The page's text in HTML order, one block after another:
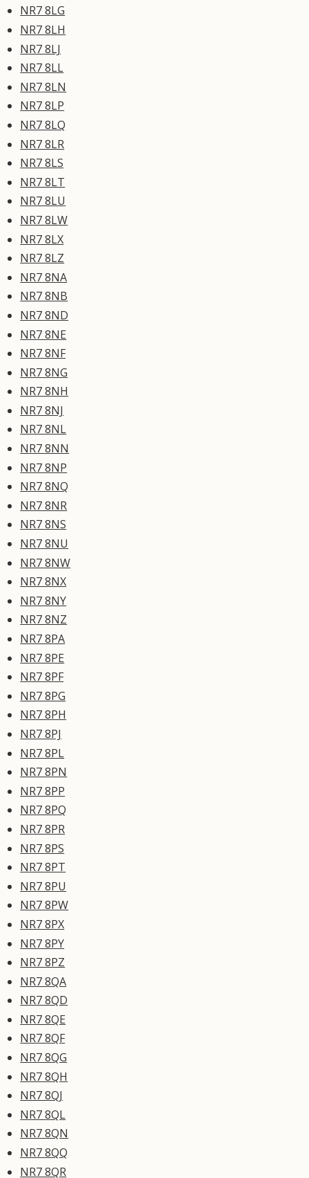
NR7 8LG
NR7 8LH
NR7 8LJ
NR7 8LL
NR7 8LN
NR7 8LP
NR7 8LQ
NR7 8LR
NR7 8LS
NR7 8LT
NR7 8LU
NR7 8LW
NR7 8LX
NR7 8LZ
NR7 8NA
NR7 8NB
NR7 8ND
NR7 8NE
NR7 8NF
NR7 8NG
NR7 8NH
NR7 8NJ
NR7 8NL
NR7 8NN
NR7 8NP
NR7 8NQ
NR7 8NR
NR7 8NS
NR7 8NU
NR7 8NW
NR7 8NX
NR7 8NY
NR7 8NZ
NR7 8PA
NR7 8PE
NR7 8PF
NR7 8PG
NR7 8PH
NR7 8PJ
NR7 8PL
NR7 8PN
NR7 8PP
NR7 8PQ
NR7 8PR
NR7 8PS
NR7 8PT
NR7 8PU
NR7 8PW
NR7 8PX
NR7 8PY
NR7 8PZ
NR7 8QA
NR7 8QD
NR7 8QE
NR7 8QF
NR7 8QG
NR7 8QH
NR7 8QJ
NR7 8QL
NR7 8QN
NR7 8QQ
NR7 8QR